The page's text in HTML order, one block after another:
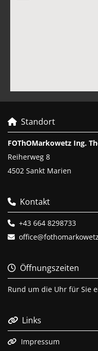
 Standort
FOThOMarkowetz Ing.
Reiherweg 8
4502 Sankt Marien
 Kontakt
 +43 664 8298733

 Öffnungszeiten
Rund um die Uhr für Sie
 Links

Impressum